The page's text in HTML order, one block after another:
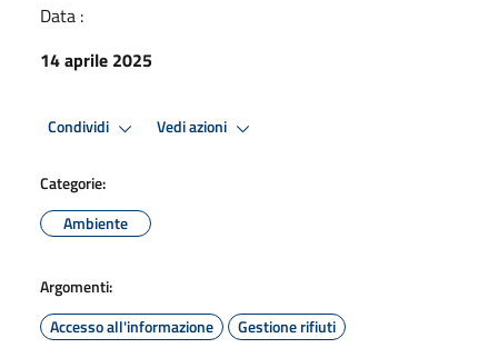
Data :
14 aprile 2025
Condividi Vedi azioni
Categorie:
Ambiente
Argomenti:
Accesso all'informazione
Gestione rifiuti